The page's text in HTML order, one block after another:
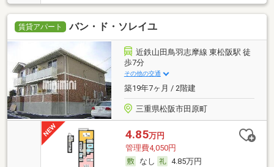
賃貸アパート バン・ド・ソレイユ
近鉄山田鳥羽志摩線 東松阪駅 徒
歩7分
その他の交通
築19年7ヶ月 / 2階建
三重県松阪市田原町
4.85万円
管理費4,050円
なし
4.85万円